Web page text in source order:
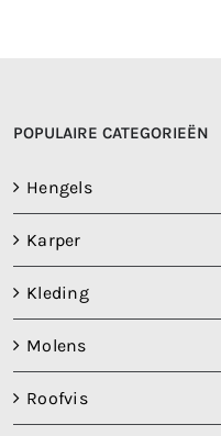
POPULAIRE CATEGORIEËN
Hengels
Karper
Kleding
Molens
Roofvis